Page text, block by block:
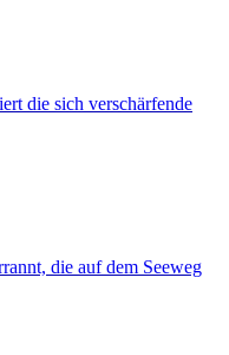
die sich verschärfende
die auf dem Seeweg